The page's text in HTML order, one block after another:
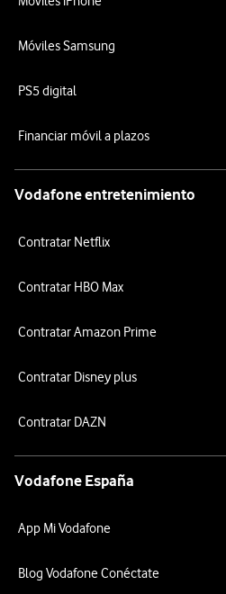
Móviles Samsung
PS5 digital
Financiar móvil a plazos
Vodafone entretenimiento
Contratar Netflix
Contratar HBO Max
Contratar Amazon Prime
Contratar Disney plus
Contratar DAZN
Vodafone España
App Mi Vodafone
Blog Vodafone Conéctate